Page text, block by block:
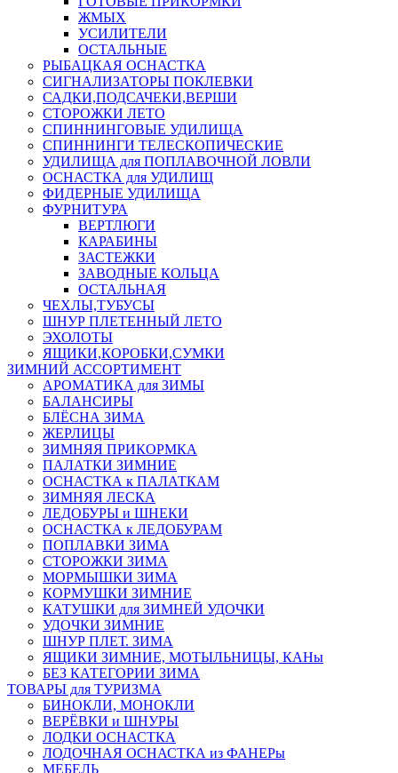
ЖМЫХ
УСИЛИТЕЛИ
ОСТАЛЬНЫЕ
РЫБАЦКАЯ ОСНАСТКА
СИГНАЛИЗАТОРЫ ПОКЛЕВКИ
САДКИ,ПОДСАЧЕКИ,ВЕРШИ
СТОРОЖКИ ЛЕТО
СПИННИНГОВЫЕ УДИЛИЩА
СПИННИНГИ ТЕЛЕСКОПИЧЕСКИЕ
УДИЛИЩА для ПОПЛАВОЧНОЙ ЛОВЛИ
ОСНАСТКА для УДИЛИЩ
ФИДЕРНЫЕ УДИЛИЩА
ФУРНИТУРА
ВЕРТЛЮГИ
КАРАБИНЫ
ЗАСТЕЖКИ
ЗАВОДНЫЕ КОЛЬЦА
ОСТАЛЬНАЯ
ЧЕХЛЫ,ТУБУСЫ
ШНУР ПЛЕТЕННЫЙ ЛЕТО
ЭХОЛОТЫ
ЯЩИКИ,КОРОБКИ,СУМКИ
ЗИМНИЙ АССОРТИМЕНТ
АРОМАТИКА для ЗИМЫ
БАЛАНСИРЫ
БЛЁСНА ЗИМА
ЖЕРЛИЦЫ
ЗИМНЯЯ ПРИКОРМКА
ПАЛАТКИ ЗИМНИЕ
ОСНАСТКА к ПАЛАТКАМ
ЗИМНЯЯ ЛЕСКА
ЛЕДОБУРЫ и ШНЕКИ
ОСНАСТКА к ЛЕДОБУРАМ
ПОПЛАВКИ ЗИМА
СТОРОЖКИ ЗИМА
МОРМЫШКИ ЗИМА
КОРМУШКИ ЗИМНИЕ
КАТУШКИ для ЗИМНЕЙ УДОЧКИ
УДОЧКИ ЗИМНИЕ
ШНУР ПЛЕТ. ЗИМА
ЯЩИКИ ЗИМНИЕ, МОТЫЛЬНИЦЫ, КАНы
БЕЗ КАТЕГОРИИ ЗИМА
ТОВАРЫ для ТУРИЗМА
БИНОКЛИ, МОНОКЛИ
ВЕРЁВКИ и ШНУРЫ
ЛОДКИ ОСНАСТКА
ЛОДОЧНАЯ ОСНАСТКА из ФАНЕРы
МЕБЕЛЬ